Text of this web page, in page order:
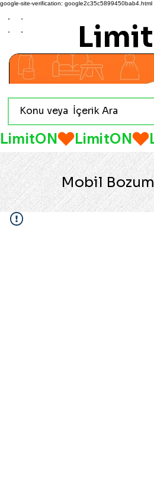
google-site-verification: google2c35c5899450bab4.html
Limit
LimitON
Mobil Bozum